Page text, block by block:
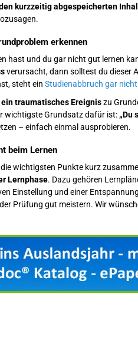
kurzzeitig abgespeicherten
erkennen
hast und du gar nicht gut lernen
verursacht, dann solltest du dieser
steht ein Studienabbruch gar
ein traumatisches Ereigniszu
wichtigste Grundsatz dafür ist: „Du
– einfach einmal ausprobieren.
beim Lernen
wichtigsten Punkte kurz
Lernphase. Dazu gehören
Einstellung und einer
Prüfung gut meistern. Wir